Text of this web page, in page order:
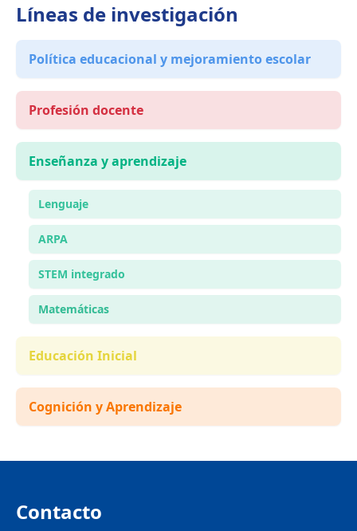
Líneas de investigación
Política educacional y mejoramiento escolar
Profesión docente
Enseñanza y aprendizaje
Lenguaje
ARPA
STEM integrado
Matemáticas
Educación Inicial
Cognición y Aprendizaje
Contacto